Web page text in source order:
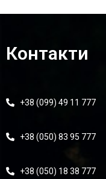
Контакти
+38 (099) 49 11 777
+38 (050) 83 95 777
+38 (050) 18 38 777